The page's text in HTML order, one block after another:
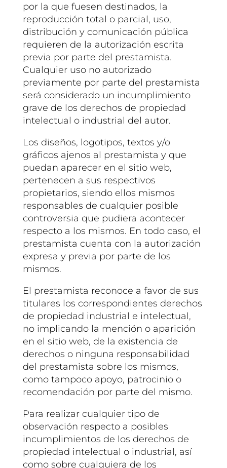
por la que fuesen destinados, la
reproducción total o parcial, uso,
distribución y comunicación pública
requieren de la autorización escrita
previa por parte del prestamista.
Cualquier uso no autorizado
previamente por parte del prestamista
será considerado un incumplimiento
grave de los derechos de propiedad
intelectual o industrial del autor.
Los diseños, logotipos, textos y/o
gráficos ajenos al prestamista y que
puedan aparecer en el sitio web,
pertenecen a sus respectivos
propietarios, siendo ellos mismos
responsables de cualquier posible
controversia que pudiera acontecer
respecto a los mismos. En todo caso, el
prestamista cuenta con la autorización
expresa y previa por parte de los
mismos.
El prestamista reconoce a favor de sus
titulares los correspondientes derechos
de propiedad industrial e intelectual,
no implicando la mención o aparición
en el sitio web, de la existencia de
derechos o ninguna responsabilidad
del prestamista sobre los mismos,
como tampoco apoyo, patrocinio o
recomendación por parte del mismo.
Para realizar cualquier tipo de
observación respecto a posibles
incumplimientos de los derechos de
propiedad intelectual o industrial, así
como sobre cualquiera de los